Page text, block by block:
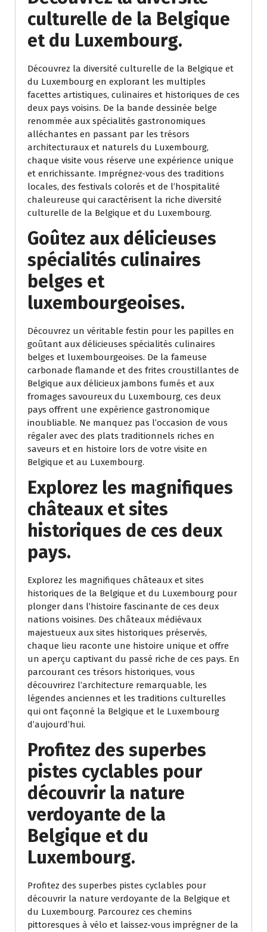
culturelle de la Belgique
et du Luxembourg.
Découvrez la diversité culturelle de la Belgique et
du Luxembourg en explorant les multiples
facettes artistiques, culinaires et historiques de ces
deux pays voisins. De la bande dessinée belge
renommée aux spécialités gastronomiques
alléchantes en passant par les trésors
architecturaux et naturels du Luxembourg,
chaque visite vous réserve une expérience unique
et enrichissante. Imprégnez-vous des traditions
locales, des festivals colorés et de l’hospitalité
chaleureuse qui caractérisent la riche diversité
culturelle de la Belgique et du Luxembourg.
Goûtez aux délicieuses
spécialités culinaires
belges et
luxembourgeoises.
Découvrez un véritable festin pour les papilles en
goûtant aux délicieuses spécialités culinaires
belges et luxembourgeoises. De la fameuse
carbonade flamande et des frites croustillantes de
Belgique aux délicieux jambons fumés et aux
fromages savoureux du Luxembourg, ces deux
pays offrent une expérience gastronomique
inoubliable. Ne manquez pas l’occasion de vous
régaler avec des plats traditionnels riches en
saveurs et en histoire lors de votre visite en
Belgique et au Luxembourg.
Explorez les magnifiques
châteaux et sites
historiques de ces deux
pays.
Explorez les magnifiques châteaux et sites
historiques de la Belgique et du Luxembourg pour
plonger dans l’histoire fascinante de ces deux
nations voisines. Des châteaux médiévaux
majestueux aux sites historiques préservés,
chaque lieu raconte une histoire unique et offre
un aperçu captivant du passé riche de ces pays. En
parcourant ces trésors historiques, vous
découvrirez l’architecture remarquable, les
légendes anciennes et les traditions culturelles
qui ont façonné la Belgique et le Luxembourg
d’aujourd’hui.
Profitez des superbes
pistes cyclables pour
découvrir la nature
verdoyante de la
Belgique et du
Luxembourg.
Profitez des superbes pistes cyclables pour
découvrir la nature verdoyante de la Belgique et
du Luxembourg. Parcourez ces chemins
pittoresques à vélo et laissez-vous imprégner de la